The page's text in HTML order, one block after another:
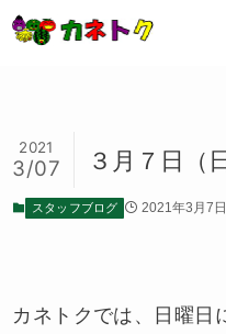
３月７日（
2021
3/07
スタッフブログ 2021年3月7日
カネトクでは、日曜日